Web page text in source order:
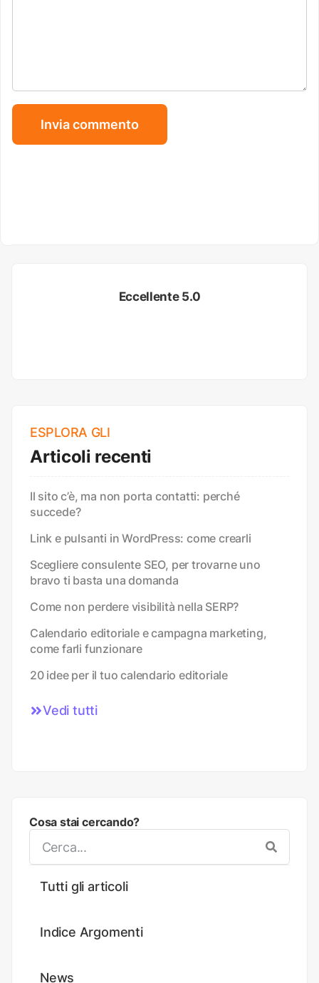
Eccellente 5.0
ESPLORA GLI
Articoli recenti
Il sito c’è, ma non porta contatti: perché
succede?
Link e pulsanti in WordPress: come crearli
Scegliere consulente SEO, per trovarne uno
bravo ti basta una domanda
Come non perdere visibilità nella SERP?
Calendario editoriale e campagna marketing,
come farli funzionare
20 idee per il tuo calendario editoriale
Vedi tutti
Cosa stai cercando?
Tutti gli articoli
Indice Argomenti
News